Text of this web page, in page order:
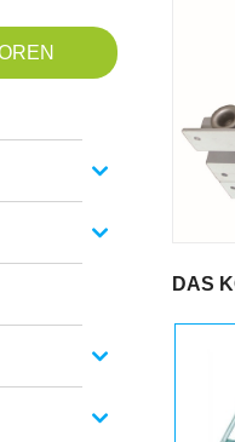
DAS